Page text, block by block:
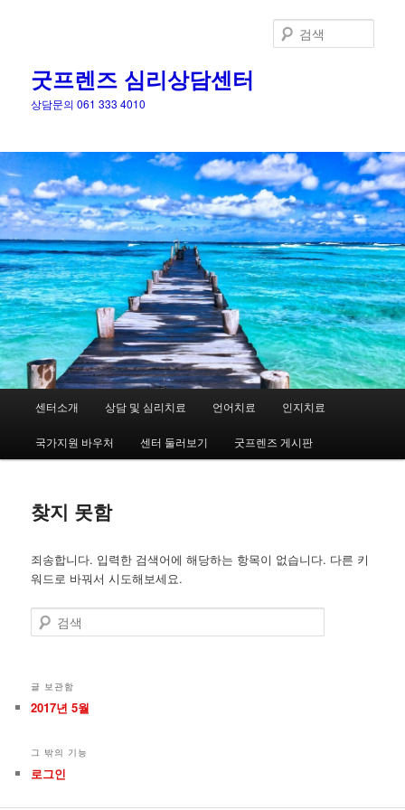
굿프렌즈 심리상담센터
상담문의 061 333 4010
색
뉴
첫
번
컨
텐
로
뛰
넘
두
번
컨
텐
로
뛰
넘
센터소개 상담 및 심리치료 언어치료 인지치료
국가지원 바우처 센터 둘러보기 굿프렌즈 게시판
찾지 못함
죄송합니다. 입력한 검색어에 해당하는 항목이 없습니다. 다른 키
워드로 바꿔서 시도해보세요.
검
색
글 보관함
2017년 5월
그 밖의 기능
로그인